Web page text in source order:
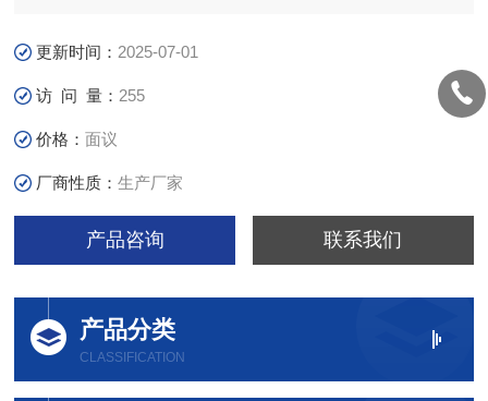
更新时间： 2025-07-01
访 问 量： 255
价格：面议
厂商性质：生产厂家
产品咨询 联系我们
产品分类
CLASSIFICATION